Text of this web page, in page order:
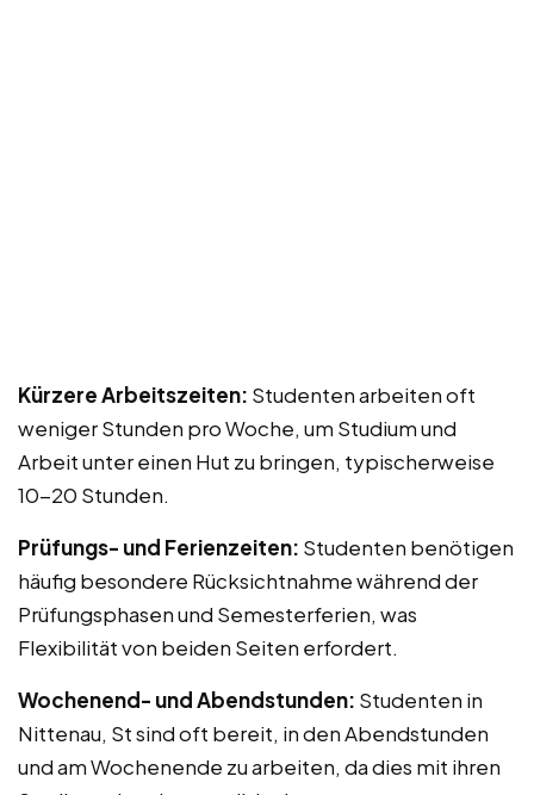
Kürzere Arbeitszeiten: Studenten arbeiten oft
weniger Stunden pro Woche, um Studium und
Arbeit unter einen Hut zu bringen, typischerweise
10-20 Stunden.
Prüfungs- und Ferienzeiten: Studenten benötigen
häufig besondere Rücksichtnahme während der
Prüfungsphasen und Semesterferien, was
Flexibilität von beiden Seiten erfordert.
Wochenend- und Abendstunden: Studenten in
Nittenau, St sind oft bereit, in den Abendstunden
und am Wochenende zu arbeiten, da dies mit ihren